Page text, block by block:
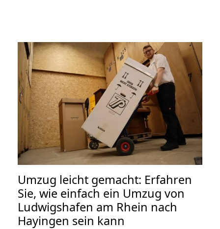
Umzug leicht gemacht: Erfahren
Sie, wie einfach ein Umzug von
Ludwigshafen am Rhein nach
Hayingen sein kann